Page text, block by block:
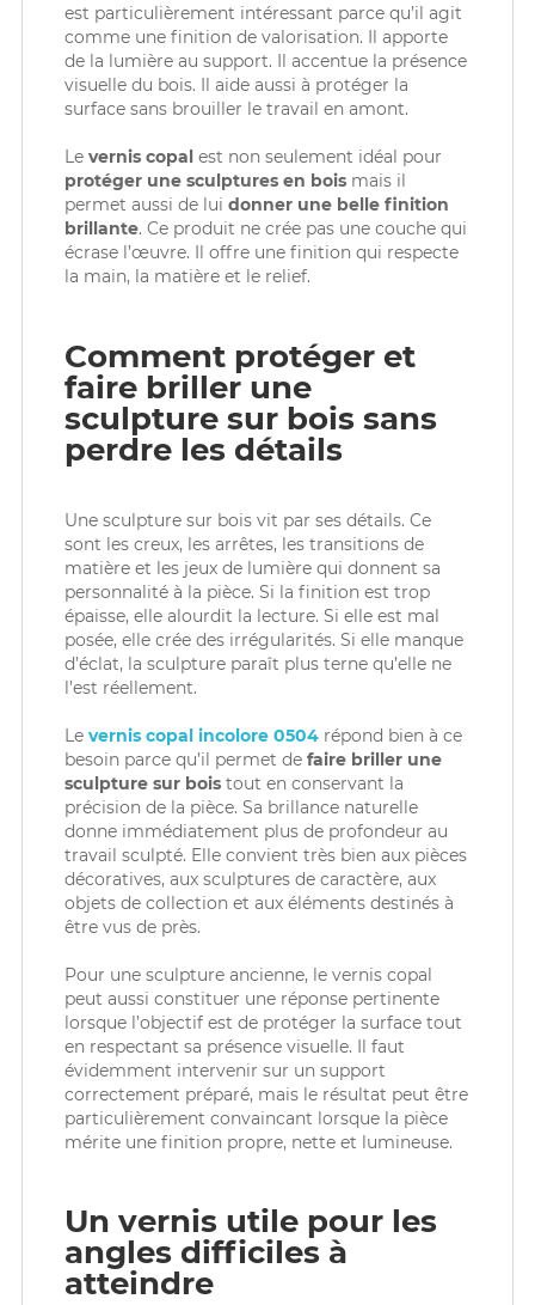
est particulièrement intéressant parce qu’il agit
comme une finition de valorisation. Il apporte
de la lumière au support. Il accentue la présence
visuelle du bois. Il aide aussi à protéger la
surface sans brouiller le travail en amont.
Le vernis copalest non seulement idéal pour
protéger une sculptures en boismais il
permet aussi de lui donner une belle finition
brillante. Ce produit ne crée pas une couche qui
écrase l’œuvre. Il offre une finition qui respecte
la main, la matière et le relief.
Comment protéger et
faire briller une
sculpture sur bois sans
perdre les détails
Une sculpture sur bois vit par ses détails. Ce
sont les creux, les arrêtes, les transitions de
matière et les jeux de lumière qui donnent sa
personnalité à la pièce. Si la finition est trop
épaisse, elle alourdit la lecture. Si elle est mal
posée, elle crée des irrégularités. Si elle manque
d’éclat, la sculpture paraît plus terne qu’elle ne
l’est réellement.
Le vernis copal incolore 0504répond bien à ce
besoin parce qu’il permet defaire briller une
sculpture sur boistout en conservant la
précision de la pièce. Sa brillance naturelle
donne immédiatement plus de profondeur au
travail sculpté. Elle convient très bien aux pièces
décoratives, aux sculptures de caractère, aux
objets de collection et aux éléments destinés à
être vus de près.
Pour une sculpture ancienne, le vernis copal
peut aussi constituer une réponse pertinente
lorsque l’objectif est de protéger la surface tout
en respectant sa présence visuelle. Il faut
évidemment intervenir sur un support
correctement préparé, mais le résultat peut être
particulièrement convaincant lorsque la pièce
mérite une finition propre, nette et lumineuse.
Un vernis utile pour les
angles difficiles à
atteindre